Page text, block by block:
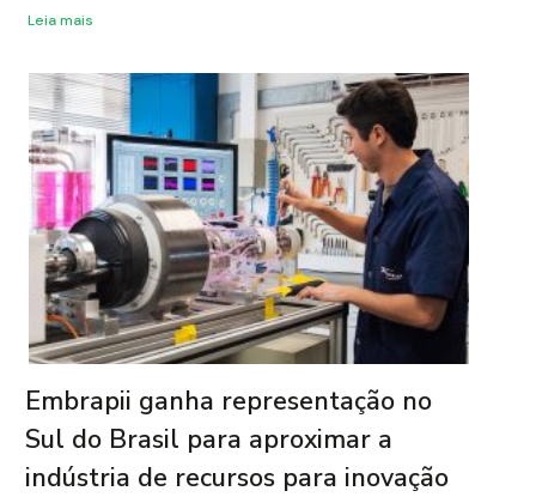
Leia mais
Embrapii ganha representação no
Sul do Brasil para aproximar a
indústria de recursos para inovação